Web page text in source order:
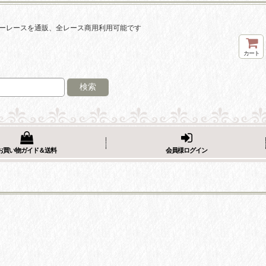
レースを通販、全レース商用利用可能です
カート
検索
買い物ガイド＆送料 会員様ログイン